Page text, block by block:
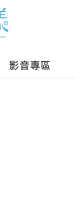
影音專區